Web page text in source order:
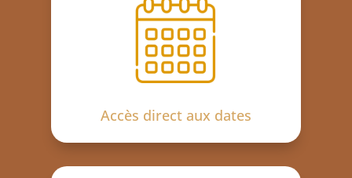
Accès direct aux dates